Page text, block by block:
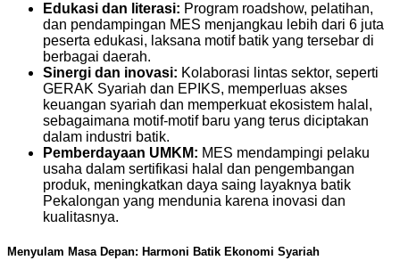
Edukasi dan literasi: Program roadshow, pelatihan,
dan pendampingan MES menjangkau lebih dari 6 juta
peserta edukasi, laksana motif batik yang tersebar di
berbagai daerah.
Sinergi dan inovasi: Kolaborasi lintas sektor, seperti
GERAK Syariah dan EPIKS, memperluas akses
keuangan syariah dan memperkuat ekosistem halal,
sebagaimana motif-motif baru yang terus diciptakan
dalam industri batik.
Pemberdayaan UMKM: MES mendampingi pelaku
usaha dalam sertifikasi halal dan pengembangan
produk, meningkatkan daya saing layaknya batik
Pekalongan yang mendunia karena inovasi dan
kualitasnya.
Menyulam Masa Depan: Harmoni Batik Ekonomi Syariah